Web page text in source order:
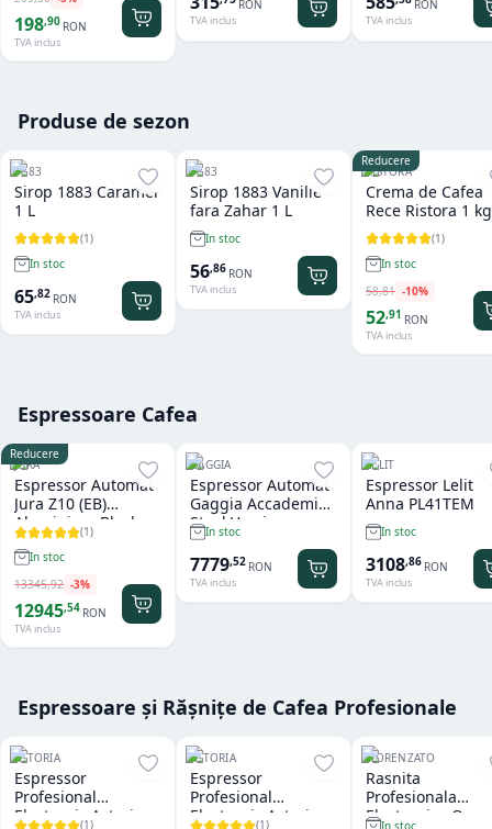
198,90 RON
TVA inclus
RON
TVA inclus
RON
TVA inclus
Produse de sezon
1883
Sirop 1883 Caramel
1 L
(1)
In stoc
65,82 RON
TVA inclus
1883
Sirop 1883 Vanilie
fara Zahar 1 L
In stoc
56,86 RON
TVA inclus
Reducere
RISTORA
Crema de Cafea
Rece Ristora 1 kg
(1)
In stoc
58,81 -10%
52,91 RON
TVA inclus
Espressoare Cafea
Reducere
JURA
Espressor Automat
Jura Z10 (EB)
Aluminium Black
(1)
In stoc
13345,92 -3%
12945,54 RON
TVA inclus
GAGGIA
Espressor Automat
Gaggia Accademia
Steel Version
In stoc
7779,52 RON
TVA inclus
LELIT
Espressor Lelit
Anna PL41TEM
In stoc
3108,86 RON
TVA inclus
Espressoare și Rășnițe de Cafea Profesionale
ASTORIA
Espressor
Profesional
Electronic Astoria
(1)
ASTORIA
Espressor
Profesional
Electronic Astoria
(1)
FIORENZATO
Rasnita
Profesionala
Electronica On
In stoc